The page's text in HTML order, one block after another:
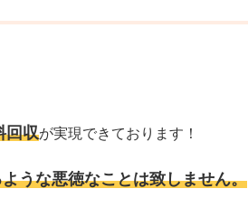
回収が実現できております！
うな悪徳なことは致しません。